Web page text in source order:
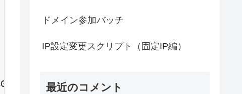
1
ドメイン参加バッチ
IP設定変更スクリプト（固定IP編）
最近のコメント